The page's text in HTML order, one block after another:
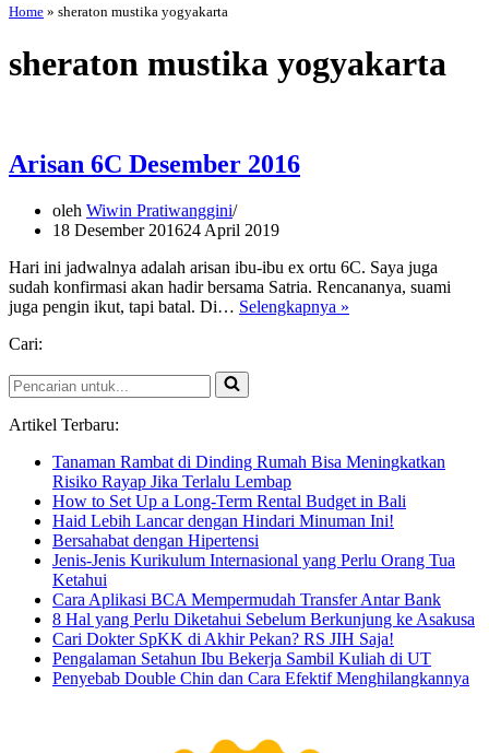
Home » sheraton mustika yogyakarta
sheraton mustika yogyakarta
Arisan 6C Desember 2016
oleh Wiwin Pratiwanggini
18 Desember 201624 April 2019
Hari ini jadwalnya adalah arisan ibu-ibu ex ortu 6C. Saya juga
sudah konfirmasi akan hadir bersama Satria. Rencananya, suami
juga pengin ikut, tapi batal. Di… Selengkapnya »
Cari:
Pencarian
untuk...
Artikel Terbaru:
Tanaman Rambat di Dinding Rumah Bisa Meningkatkan
Risiko Rayap Jika Terlalu Lembap
How to Set Up a Long-Term Rental Budget in Bali
Haid Lebih Lancar dengan Hindari Minuman Ini!
Bersahabat dengan Hipertensi
Jenis-Jenis Kurikulum Internasional yang Perlu Orang Tua
Ketahui
Cara Aplikasi BCA Mempermudah Transfer Antar Bank
8 Hal yang Perlu Diketahui Sebelum Berkunjung ke Asakusa
Cari Dokter SpKK di Akhir Pekan? RS JIH Saja!
Pengalaman Setahun Ibu Bekerja Sambil Kuliah di UT
Penyebab Double Chin dan Cara Efektif Menghilangkannya